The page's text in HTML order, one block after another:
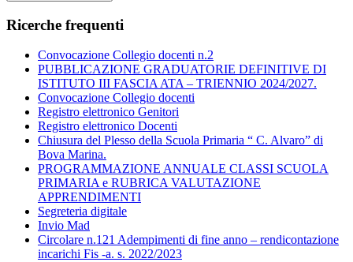
Ricerche frequenti
Convocazione Collegio docenti n.2
PUBBLICAZIONE GRADUATORIE DEFINITIVE DI
ISTITUTO III FASCIA ATA – TRIENNIO 2024/2027.
Convocazione Collegio docenti
Registro elettronico Genitori
Registro elettronico Docenti
Chiusura del Plesso della Scuola Primaria “ C. Alvaro” di
Bova Marina.
PROGRAMMAZIONE ANNUALE CLASSI SCUOLA
PRIMARIA e RUBRICA VALUTAZIONE
APPRENDIMENTI
Segreteria digitale
Invio Mad
Circolare n.121 Adempimenti di fine anno – rendicontazione
incarichi Fis -a. s. 2022/2023